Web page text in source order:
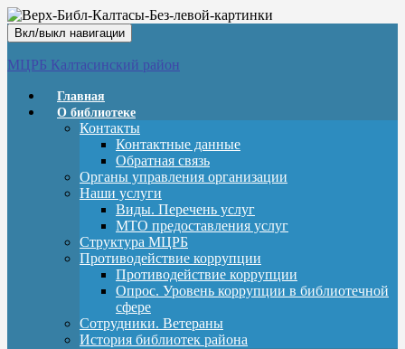
Вкл/выкл навигации
МЦРБ Калтасинский район
Главная
О библиотеке
Контакты
Контактные данные
Обратная связь
Органы управления организации
Наши услуги
Виды. Перечень услуг
МТО предоставления услуг
Структура МЦРБ
Противодействие коррупции
Противодействие коррупции
Опрос. Уровень коррупции в библиотечной
сфере
Сотрудники. Ветераны
История библиотек района